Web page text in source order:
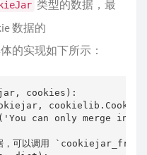
类型的数据，最
数据的
的实现如下所示：
cookies):
can only merge into
，可以调用